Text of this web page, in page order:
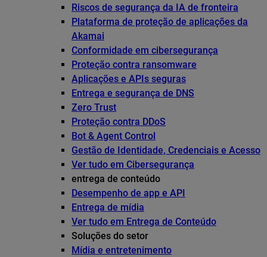
Riscos de segurança da IA de fronteira
Plataforma de proteção de aplicações da
Akamai
Conformidade em cibersegurança
Proteção contra ransomware
Aplicações e APIs seguras
Entrega e segurança de DNS
Zero Trust
Proteção contra DDoS
Bot & Agent Control
Gestão de Identidade, Credenciais e Acesso
Ver tudo em Cibersegurança
entrega de conteúdo
Desempenho de app e API
Entrega de mídia
Ver tudo em Entrega de Conteúdo
Soluções do setor
Mídia e entretenimento